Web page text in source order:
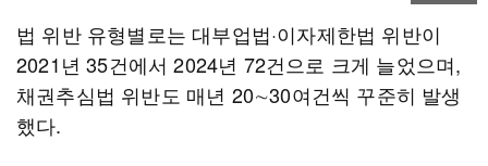
법 위반 유형별로는 대부업법·이자제한법 위반이
2021년 35건에서 2024년 72건으로 크게 늘었으며,
채권추심법 위반도 매년 20∼30여건씩 꾸준히 발생
했다.